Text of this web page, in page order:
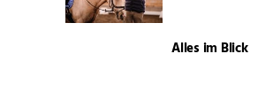
Alles im Blick